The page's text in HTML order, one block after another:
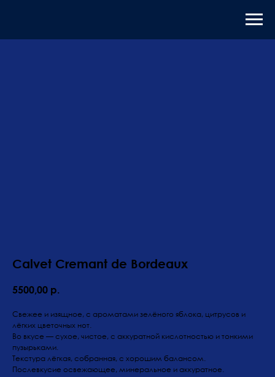
Calvet Cremant de Bordeaux
5500,00 р.
Свежее и изящное, с ароматами зелёного яблока, цитрусов и
лёгких цветочных нот.
Во вкусе — сухое, чистое, с аккуратной кислотностью и тонкими
пузырьками.
Текстура лёгкая, собранная, с хорошим балансом.
Послевкусие освежающее, минеральное и аккуратное.